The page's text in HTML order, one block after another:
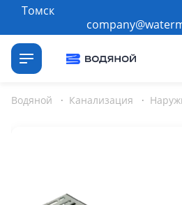
Томск
Водяной · Канализация ·